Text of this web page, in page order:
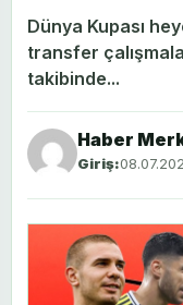
Dünya Kupası
transfer
takibinde...
Haber
Giriş: